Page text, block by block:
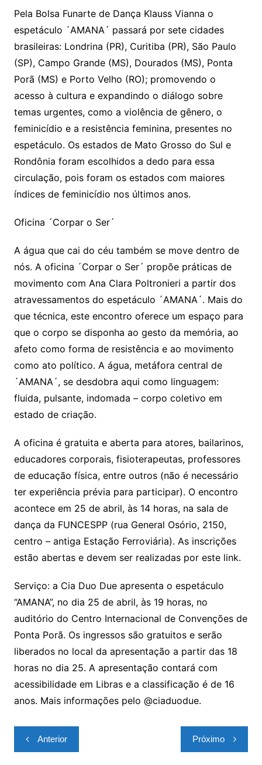
Pela Bolsa Funarte de Dança Klauss Vianna o
espetáculo ´AMANA´ passará por sete cidades
brasileiras: Londrina (PR), Curitiba (PR), São Paulo
(SP), Campo Grande (MS), Dourados (MS), Ponta
Porã (MS) e Porto Velho (RO); promovendo o
acesso à cultura e expandindo o diálogo sobre
temas urgentes, como a violência de gênero, o
feminicídio e a resistência feminina, presentes no
espetáculo. Os estados de Mato Grosso do Sul e
Rondônia foram escolhidos a dedo para essa
circulação, pois foram os estados com maiores
índices de feminicídio nos últimos anos.
Oficina ´Corpar o Ser´
A água que cai do céu também se move dentro de
nós. A oficina ´Corpar o Ser´ propõe práticas de
movimento com Ana Clara Poltronieri a partir dos
atravessamentos do espetáculo ´AMANA´. Mais do
que técnica, este encontro oferece um espaço para
que o corpo se disponha ao gesto da memória, ao
afeto como forma de resistência e ao movimento
como ato político. A água, metáfora central de
´AMANA´, se desdobra aqui como linguagem:
fluida, pulsante, indomada – corpo coletivo em
estado de criação.
A oficina é gratuita e aberta para atores, bailarinos,
educadores corporais, fisioterapeutas, professores
de educação física, entre outros (não é necessário
ter experiência prévia para participar). O encontro
acontece em 25 de abril, às 14 horas, na sala de
dança da FUNCESPP (rua General Osório, 2150,
centro – antiga Estação Ferroviária). As inscrições
estão abertas e devem ser realizadas por este link.
Serviço: a Cia Duo Due apresenta o espetáculo
“AMANA”, no dia 25 de abril, às 19 horas, no
auditório do Centro Internacional de Convenções de
Ponta Porã. Os ingressos são gratuitos e serão
liberados no local da apresentação a partir das 18
horas no dia 25. A apresentação contará com
acessibilidade em Libras e a classificação é de 16
anos. Mais informações pelo @ciaduodue.
Navegação
de
Anterior Próximo